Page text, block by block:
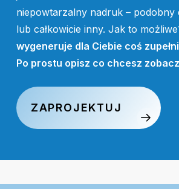
niepowtarzalny nadruk – podobny
lub całkowicie inny. Jak to
wygeneruje dla Ciebie coś
Po prostu opisz co chcesz
ZAPROJEKTUJ